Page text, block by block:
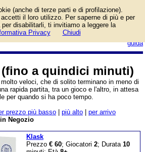
guida
Giochi di carte e di
società molto brevi, che
di solito finiscono in
per
a quindici minuti)
veloci, che di solito terminano in meno di
rapida partita, tra un gioco e l'altro, in attesa
per quando si ha poco tempo.
prezzo più basso più alto
per arrivo
Negozio
Klask
Prezzo € 60; Giocatori 2; Durata 10
(anche di terze parti e di profilazione).
il loro utilizzo. Per saperne di più e per
disabilitarli, ti invitiamo a leggere la
Privacy Chiudi